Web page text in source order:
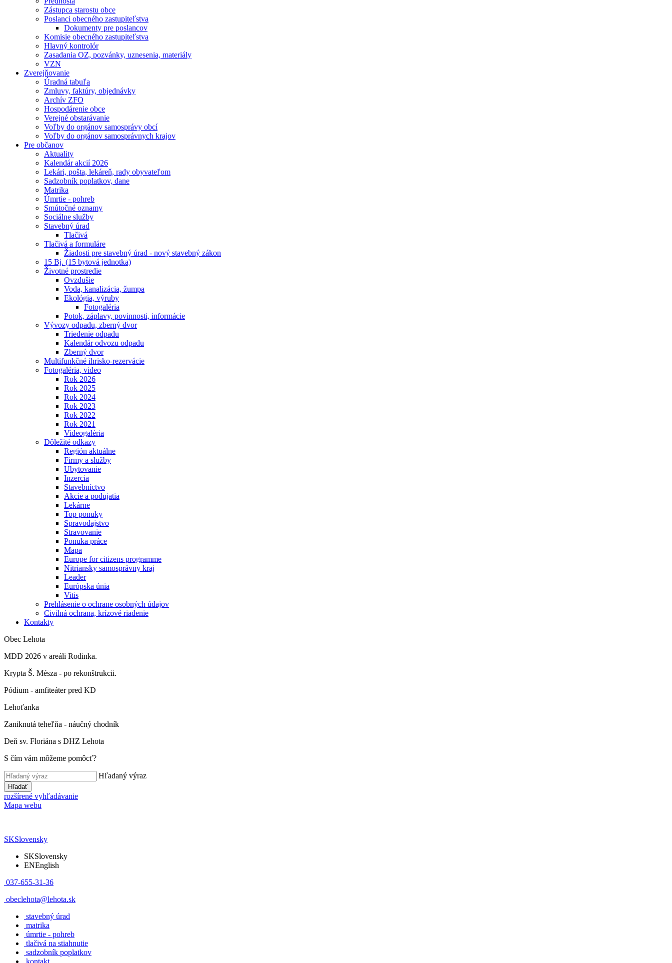
Zástupca starostu obce
Poslanci obecného zastupiteľstva
Dokumenty pre poslancov
Komisie obecného zastupiteľstva
Hlavný kontrolór
Zasadania OZ, pozvánky, uznesenia, materiály
VZN
Zverejňovanie
Úradná tabuľa
Zmluvy, faktúry, objednávky
Archív ZFO
Hospodárenie obce
Verejné obstarávanie
Voľby do orgánov samosprávy obcí
Voľby do orgánov samosprávnych krajov
Pre občanov
Aktuality
Kalendár akcií 2026
Lekári, pošta, lekáreň, rady obyvateľom
Sadzobník poplatkov, dane
Matrika
Úmrtie - pohreb
Smútočné oznamy
Sociálne služby
Stavebný úrad
Tlačivá
Tlačivá a formuláre
Žiadosti pre stavebný úrad - nový stavebný zákon
15 Bj. (15 bytová jednotka)
Životné prostredie
Ovzdušie
Voda, kanalizácia, žumpa
Ekológia, výruby
Fotogaléria
Potok, záplavy, povinnosti, informácie
Vývozy odpadu, zberný dvor
Triedenie odpadu
Kalendár odvozu odpadu
Zberný dvor
Multifunkčné ihrisko-rezervácie
Fotogaléria, video
Rok 2026
Rok 2025
Rok 2024
Rok 2023
Rok 2022
Rok 2021
Videogaléria
Dôležité odkazy
Región aktuálne
Firmy a služby
Ubytovanie
Inzercia
Stavebníctvo
Akcie a podujatia
Lekárne
Top ponuky
Spravodajstvo
Stravovanie
Ponuka práce
Mapa
Europe for citizens programme
Nitriansky samosprávny kraj
Leader
Európska únia
Vitis
Prehlásenie o ochrane osobných údajov
Civilná ochrana, krízové riadenie
Kontakty
Obec Lehota
MDD 2026 v areáli Rodinka.
Krypta Š. Mésza - po rekonštrukcii.
Pódium - amfiteáter pred KD
Lehoťanka
Zaniknutá teheľňa - náučný chodník
Deň sv. Floriána s DHZ Lehota
S čím vám môžeme pomôcť?
Hľadaný výraz
Hľadať
rozšírené vyhľadávanie
Mapa webu
SKSlovensky
SKSlovensky
ENEnglish
037-655-31-36
obeclehota@lehota.sk
stavebný úrad
matrika
úmrtie - pohreb
tlačivá na stiahnutie
sadzobník poplatkov
kontakt